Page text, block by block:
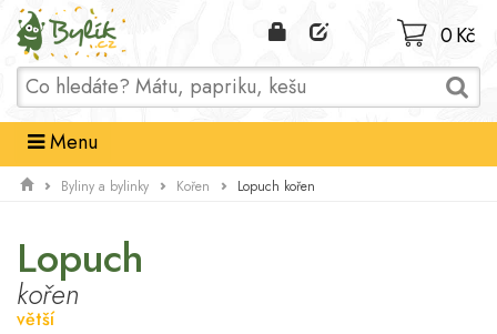
Domů
0 Kč
Menu
Byliny a bylinky Kořen Lopuch kořen
Lopuch
kořen
větší